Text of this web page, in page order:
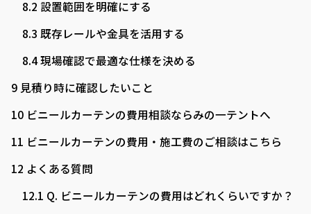
8.2 設置範囲を明確にする
8.3 既存レールや金具を活用する
8.4現場確認で最適な仕様を決める
9 見積り時に確認したいこと
10 ビニールカーテンの費用相談ならみの一テントへ
11 ビニールカーテンの費用・施工費のご相談はこちら
12 よくある質問
12.1 Q. ビニールカーテンの費用はどれくらいですか？